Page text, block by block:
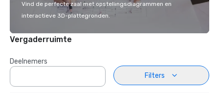
Vind de perfecte zaal met opstellingsdiagrammen en
interactieve 3D-plattegronden.
Vergaderruimte
Deelnemers
Filters